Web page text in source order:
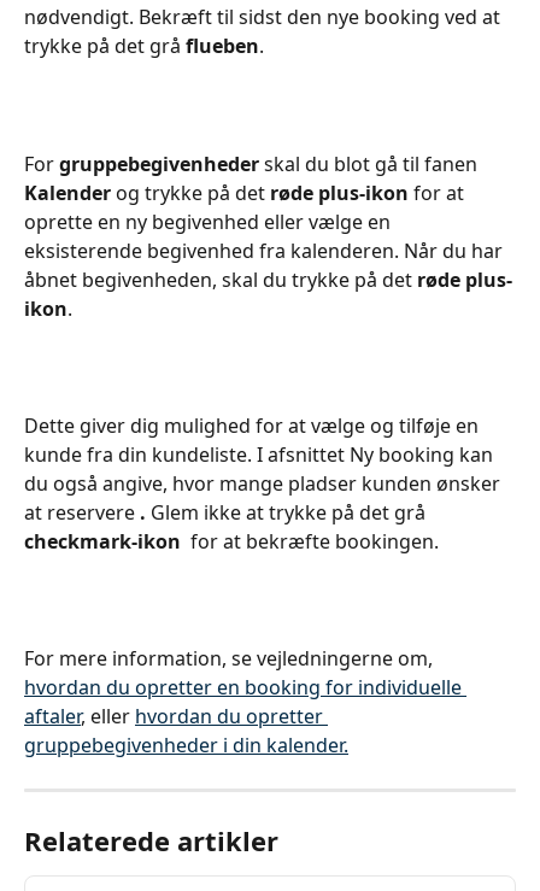
nødvendigt. Bekræft til sidst den nye booking ved at
trykke på det grå flueben.
For gruppebegivenheder skal du blot gå til fanen
Kalender og trykke på det røde plus-ikon for at
oprette en ny begivenhed eller vælge en
eksisterende begivenhed fra kalenderen. Når du har
åbnet begivenheden, skal du trykke på det røde plus-
ikon.
Dette giver dig mulighed for at vælge og tilføje en
kunde fra din kundeliste. I afsnittet Ny booking kan
du også angive, hvor mange pladser kunden ønsker
at reservere . Glem ikke at trykke på det grå
checkmark-ikon for at bekræfte bookingen.
For mere information, se vejledningerne om,
hvordan du opretter en booking for individuelle
aftaler, eller hvordan du opretter
gruppebegivenheder i din kalender.
Relaterede artikler